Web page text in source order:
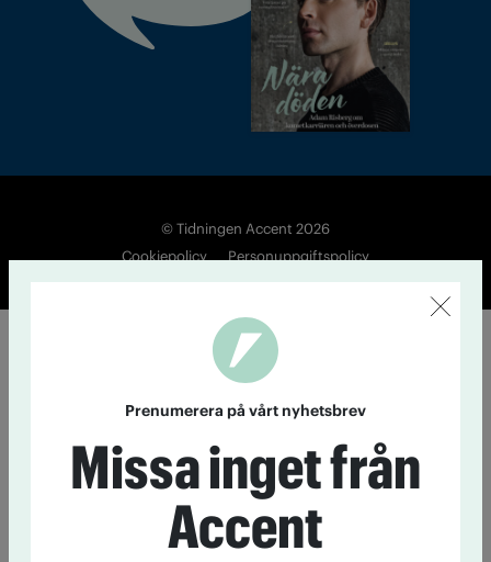
© Tidningen Accent 2026
Cookiepolicy
Personuppgiftspolicy
Prenumerera på vårt nyhetsbrev
Missa inget från
Accent